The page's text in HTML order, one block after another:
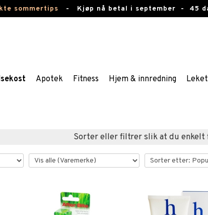
sommertips - Kjøp nå betal i september - 45
Apotek Fitness Hjem & innredning
Sorter eller filtrer slik at du